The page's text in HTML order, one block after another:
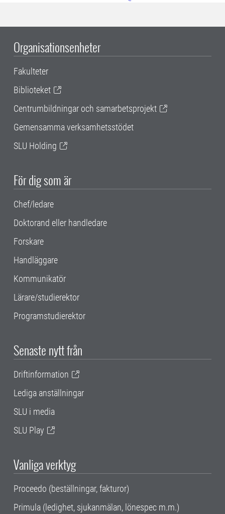
Organisationsenheter
Fakulteter
Biblioteket
Centrumbildningar och samarbetsprojekt
Gemensamma verksamhetsstödet
SLU Holding
För dig som är
Chef/ledare
Doktorand eller handledare
Forskare
Handläggare
Kommunikatör
Lärare/studierektor
Programstudierektor
Senaste nytt från
Driftinformation
Lediga anställningar
SLU i media
SLU Play
Vanliga verktyg
Proceedo (beställningar, fakturor)
Primula (ledighet, sjukanmälan, lönespec m.m.)